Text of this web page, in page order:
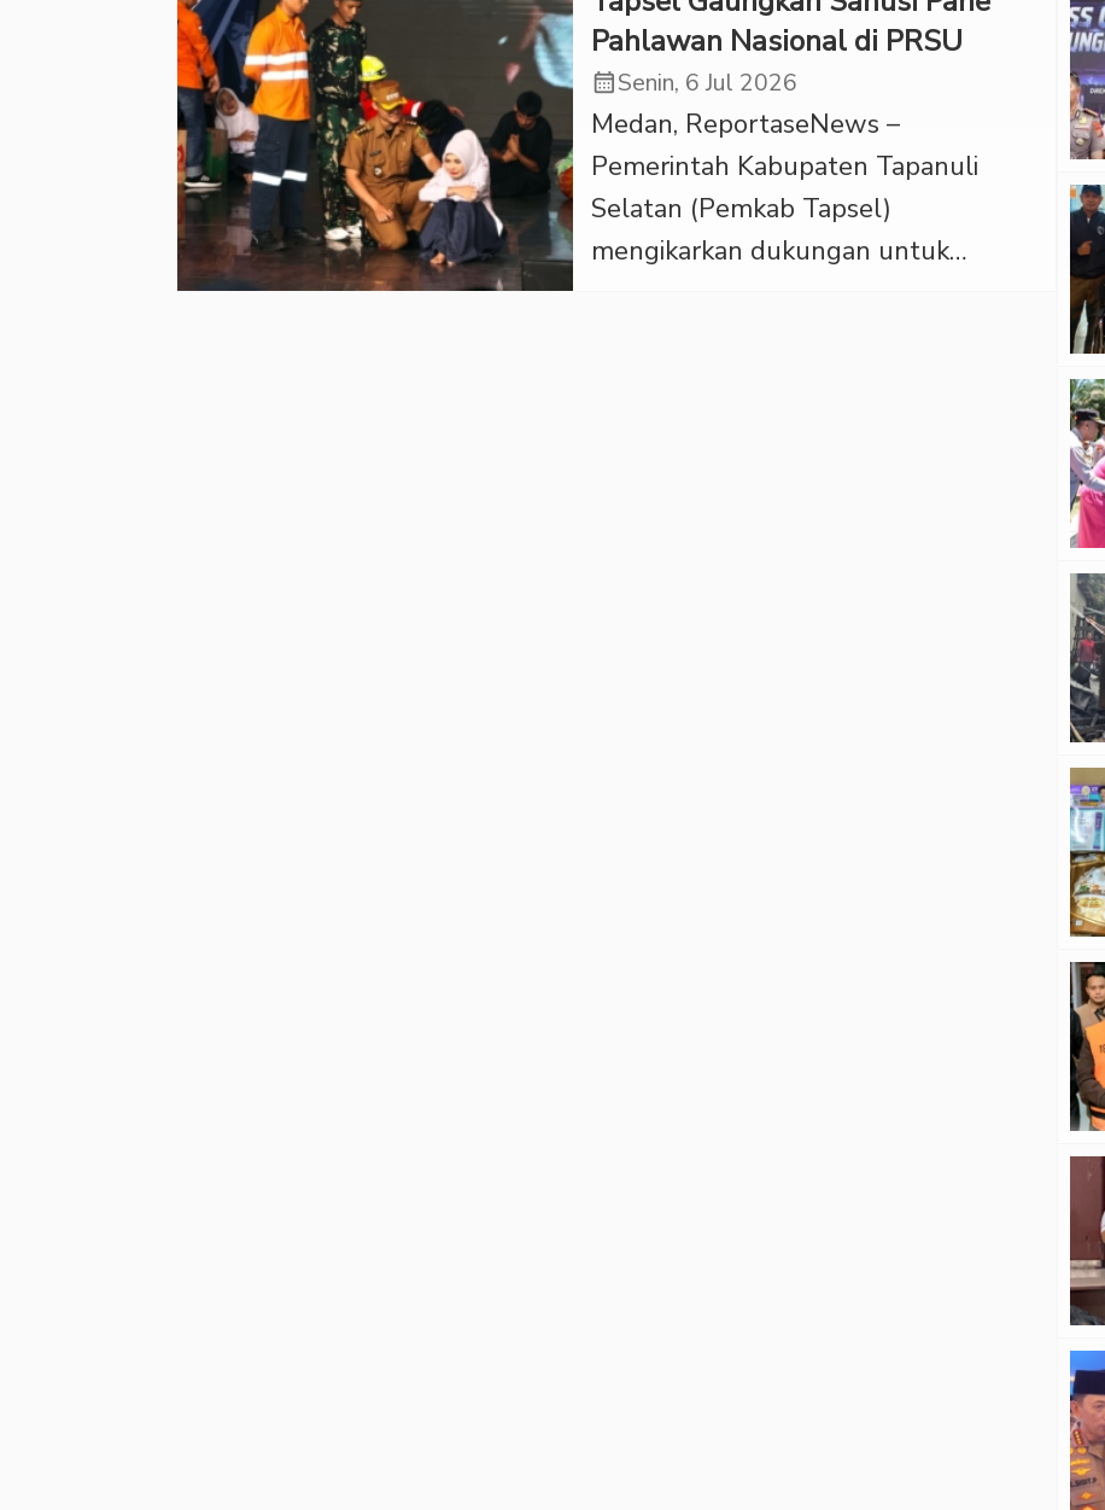
Pahlawan Nasional di PRSU
calendar_monthSenin, 6 Jul 2026
Medan, ReportaseNews –
Pemerintah Kabupaten Tapanuli
Selatan (Pemkab Tapsel)
mengikarkan dukungan untuk